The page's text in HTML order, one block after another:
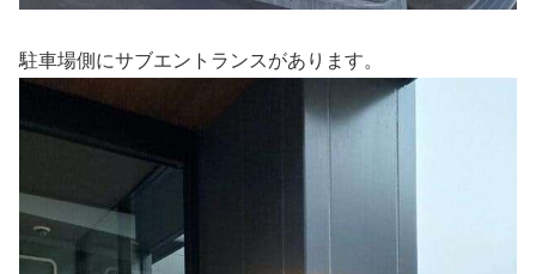
駐車場側にサブエントランスがあります。